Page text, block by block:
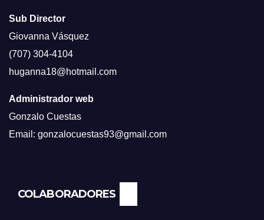
Sub Director
Giovanna Vásquez
(707) 304-4104
huganna18@hotmail.com
Administrador web
Gonzalo Cuestas
Email: gonzalocuestas93@gmail.com
COLABORADORES